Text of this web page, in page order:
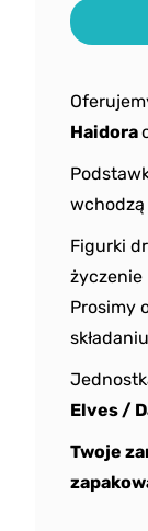
Haidora
wchodzą
Figurki
życzenie
Prosimy
Elves /
Twoje